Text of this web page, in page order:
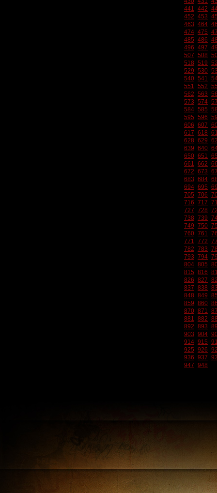
441 442
452 453
463 464
474 475
485 486
496 497
507 508
518 519
529 530
540 541
551 552
562 563
573 574
584 585
595 596
606 607
617 618
628 629
639 640
650 651
661 662
672 673
683 684
694 695
705 706
716 717
727 728
738 739
749 750
760 761
771 772
782 783
793 794
804 805
815 816
826 827
837 838
848 849
859 860
870 871
881 882
892 893
903 904
914 915
925 926
936 937
947 948